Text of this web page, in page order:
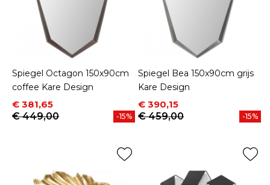
Spiegel Octagon 150x90cm
coffee Kare Design
Prijs
€ 381,65
Normale prijs
€ 449,00
-15%
Spiegel Bea 150x90cm grijs
Kare Design
Prijs
€ 390,15
Normale prijs
€ 459,00
-15%